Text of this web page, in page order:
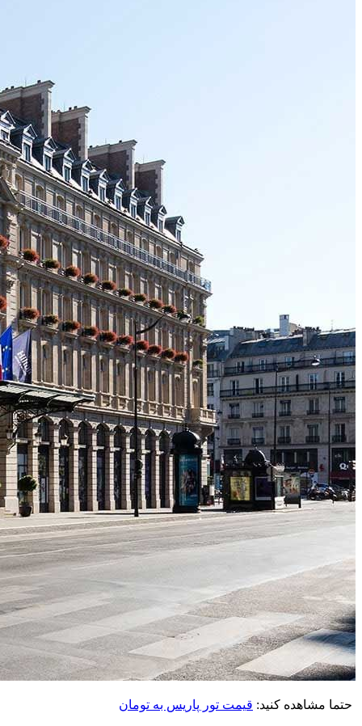
حتما مشاهده کنید: قیمت تور پاریس به تومان